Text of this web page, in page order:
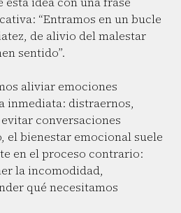
“Entramos en un bucle
de alivio del malestar
sentido”.
aliviar emociones
inmediata: distraernos,
conversaciones
el bienestar emocional suele
en el proceso contrario:
la incomodidad,
qué necesitamos